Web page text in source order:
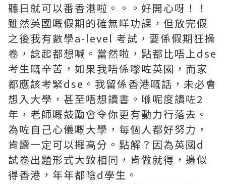
聽日就可以番香港啦。。。好開心呀！！
雖然英國嘅假期的確無咩功課，但放完假
之後我有數學a-level 考試，要係假期狂操
卷，諗起都想喊。當然啦，點都比唔上dse
考生嘅辛苦，如果我唔係嚟咗英國，而家
都應該考緊dse。我留係香港嘅話，未必會
想入大學，甚至唔想讀書。喺呢度讀咗2
年，老師嘅鼓勵會令你更有動力行落去。
為咗自己心儀嘅大學，每個人都好努力，
肯讀一定可以攞高分。點解？因為英國d
試卷出題形式大致相同，肯做就得，邊似
得香港，年年都陰d學生。